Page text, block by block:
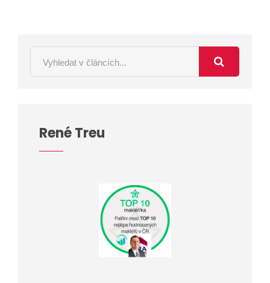
René Treu